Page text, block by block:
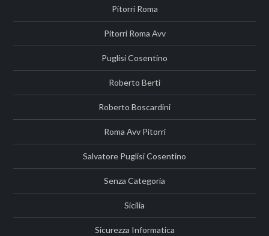
Pitorri Roma
Pitorri Roma Avv
Puglisi Cosentino
Roberto Berti
Roberto Boscardini
Roma Avv Pitorri
Salvatore Puglisi Cosentino
Senza Categoria
Sicilia
Sicurezza Informatica